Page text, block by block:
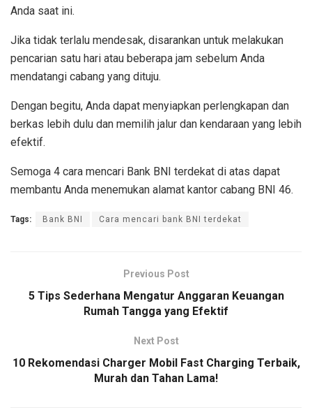
Anda saat ini.
Jika tidak terlalu mendesak, disarankan untuk melakukan
pencarian satu hari atau beberapa jam sebelum Anda
mendatangi cabang yang dituju.
Dengan begitu, Anda dapat menyiapkan perlengkapan dan
berkas lebih dulu dan memilih jalur dan kendaraan yang lebih
efektif.
Semoga 4 cara mencari Bank BNI terdekat di atas dapat
membantu Anda menemukan alamat kantor cabang BNI 46.
Tags: Bank BNI Cara mencari bank BNI terdekat
Previous Post
5 Tips Sederhana Mengatur Anggaran Keuangan
Rumah Tangga yang Efektif
Next Post
10 Rekomendasi Charger Mobil Fast Charging Terbaik,
Murah dan Tahan Lama!